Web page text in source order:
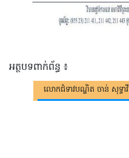
អត្ថបទពាក់ព័ន្ធ ៖
លោកជំទាវបណ្ឌិត ចាន់ សុទ្ធាវី